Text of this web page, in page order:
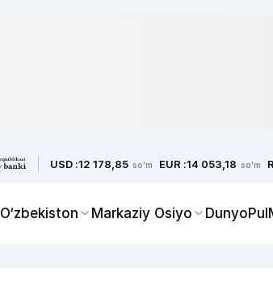
USD :12 178,85 so'm EUR :14 053,18 so'm
O‘zbekiston Markaziy Osiyo DunyoPul